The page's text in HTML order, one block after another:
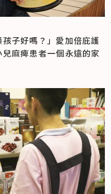
孩子好嗎？」愛加倍庇護
麻痺患者一個永遠的家